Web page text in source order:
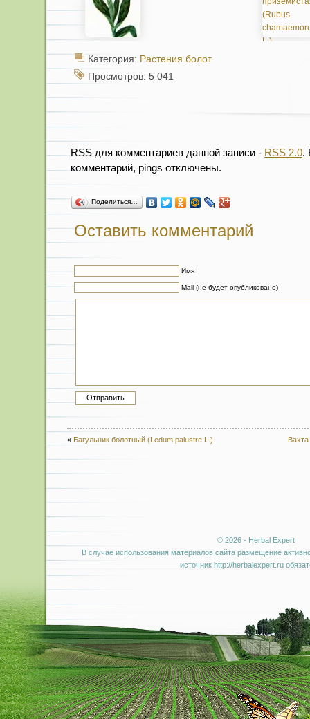
Категория: Растения болот
Просмотров: 5 041
RSS для комментариев данной записи - RSS 2.0.
комментарий, pings отключены.
Поделиться…
Оставить комментарий
Имя
Mail (не будет опубликовано)
« Багульник болотный (Ledum palustre L.)
© 2026 - Herbal Expert
В случае использования материалов сайта размещение
источник http://herbalexpert.ru